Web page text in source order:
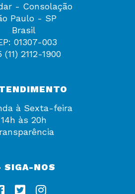
- Consolação
Paulo - SP
Brasil
01307-003
(11) 2112-1900
à Sexta-feira
14h às 20h
SIGA-NOS